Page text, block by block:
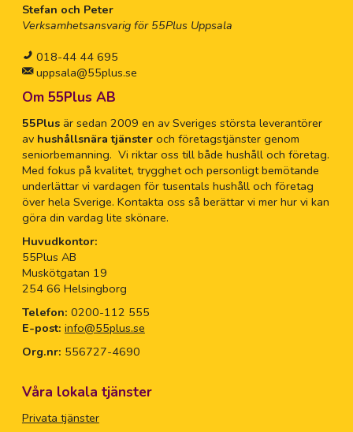
Stefan och Peter
Verksamhetsansvarig för 55Plus Uppsala
018-44 44 695
uppsala@55plus.se
Om 55Plus AB
55Plusär sedan 2009 en av Sveriges största leverantörer
av hushållsnära tjänsteroch företagstjänster genom
seniorbemanning. Vi riktar oss till både hushåll och företag.
Med fokus på kvalitet, trygghet och personligt bemötande
underlättar vi vardagen för tusentals hushåll och företag
över hela Sverige. Kontakta oss så berättar vi mer hur vi kan
göra din vardag lite skönare.
Huvudkontor:
55Plus AB
Muskötgatan 19
254 66 Helsingborg
Telefon: 0200-112 555
E-post: info@55plus.se
Org.nr: 556727-4690
Våra lokala tjänster
Privata tjänster